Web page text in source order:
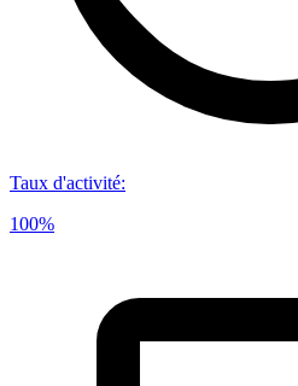
Taux d'activité:
100%